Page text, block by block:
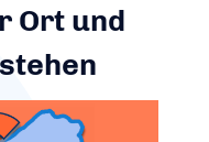
Ort und